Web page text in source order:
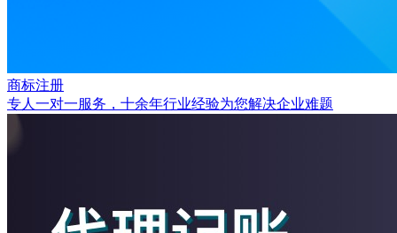
商标注册
专人一对一服务，十余年行业经验为您解决企业难题